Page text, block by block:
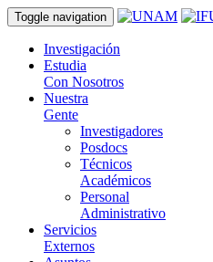
Toggle navigation
Investigación
Estudia
Con Nosotros
Nuestra
Gente
Investigadores
Posdocs
Técnicos
Académicos
Personal
Administrativo
Servicios
Externos